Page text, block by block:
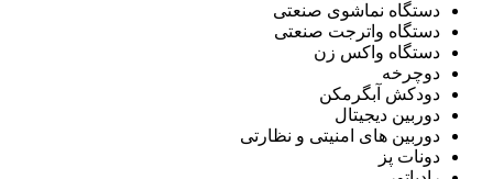
دستگاه نماشوی صنعتی
دستگاه واترجت صنعتی
دستگاه واکس زن
دوچرخه
دودکش آبگرمکن
دوربین دیجیتال
دوربین های امنیتی و نظارتی
دونات پز